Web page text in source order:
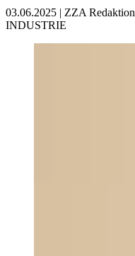
03.06.2025 | ZZA Redaktion
INDUSTRIE